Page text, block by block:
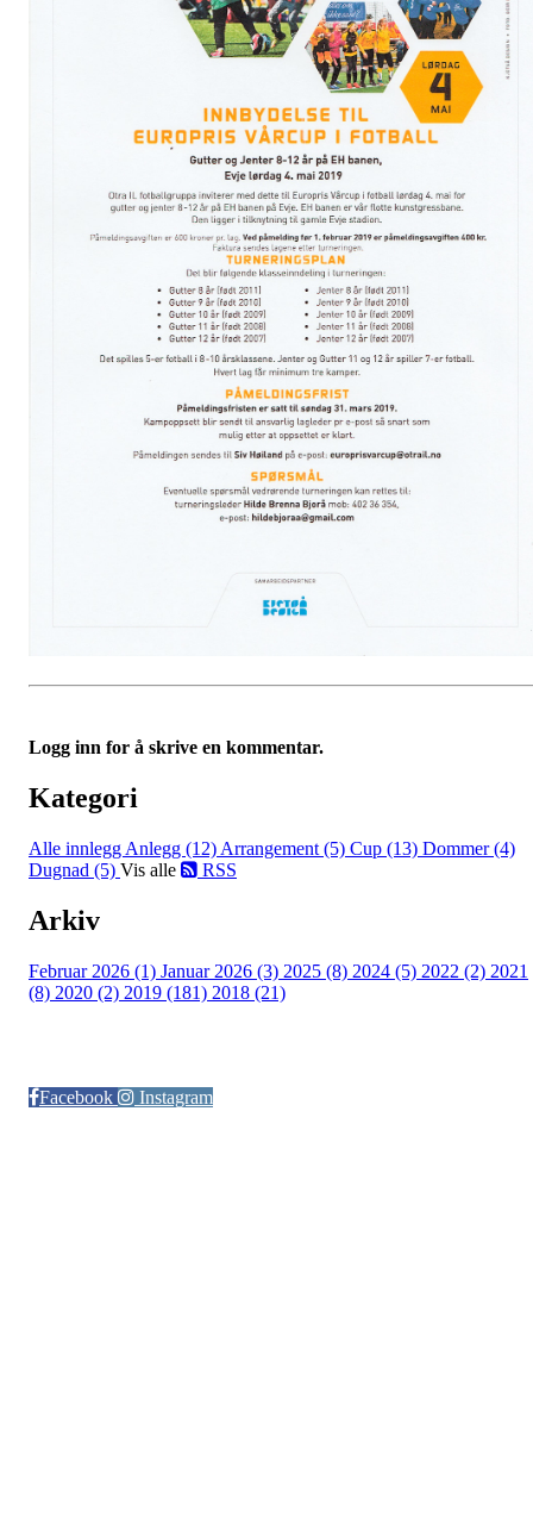
Logg inn for å skrive en kommentar.
Kategori
Alle innlegg Anlegg (12) Arrangement (5) Cup (13) Dommer (4)
Dugnad (5) Vis alle RSS
Arkiv
Februar 2026 (1) Januar 2026 (3) 2025 (8) 2024 (5) 2022 (2) 2021
(8) 2020 (2) 2019 (181) 2018 (21)
Facebook
Instagram